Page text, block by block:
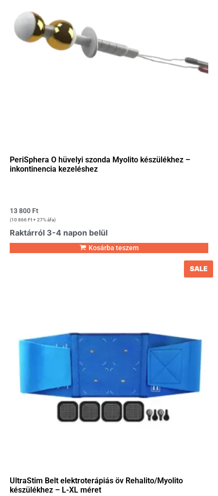
PeriSphera O hüvelyi szonda Myolito készülékhez –
inkontinencia kezeléshez
13 800 Ft
(10 866Ft+ 27% áfa)
Raktárról 3-4 napon belül
Kosárba teszem
SALE
UltraStim Belt elektroterápiás öv Rehalito/Myolito
készülékhez – L-XL méret